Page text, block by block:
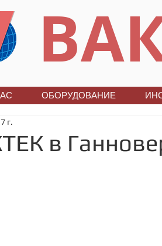
ОБОРУДОВАНИЕ
в
г.